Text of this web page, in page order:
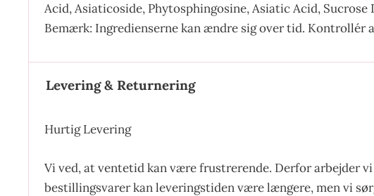
Acid, Asiaticoside, Phytosphingosine, Asiatic Acid,
Bemærk: Ingredienserne kan ændre sig over tid. Kontrollér
Levering & Returnering
Hurtig Levering
Vi ved, at ventetid kan være frustrerende. Derfor arbejder
bestillingsvarer kan leveringstiden være længere, men vi